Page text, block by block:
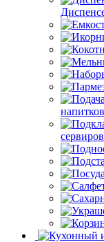
напитков